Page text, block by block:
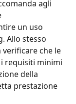
agli
un uso
Allo stesso
che le
requisiti minimi
della
prestazione